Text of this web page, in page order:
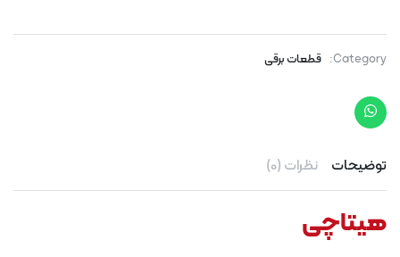
Category: قطعات برقی
توضیحات نظرات (0)
هیتاچی